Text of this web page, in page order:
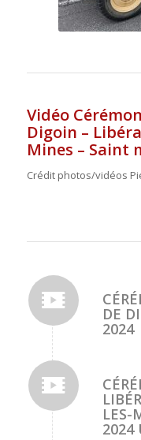
Vidéo
Digoin –
Mines – Saint
Crédit photos/vidéos
DE
2024
LES-
2024